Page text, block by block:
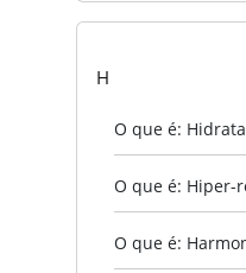
H
O que é:
O que é: Hiper-
O que é: